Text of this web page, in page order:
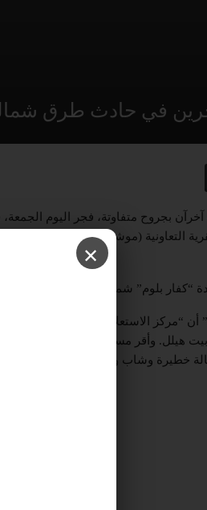
في حادث طرق
مصارعهم وأصيب آخرآن بجروح متفاوتة، فجر
على شارع 9779 بمحاذاة القرية التعاونية (موشاف)
بلوم” شمالي البلاد.
سيارتين على شارع 9779 بمحاذاة بيت هيلل. وأقر مسعفون
شاب يبلغ من العمر 18 عاما في حالة خطيرة وشاب وشابة في
✕